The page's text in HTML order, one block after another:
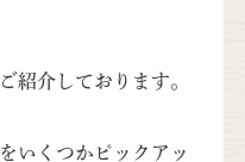
紹介しております。
いくつかピックアッ